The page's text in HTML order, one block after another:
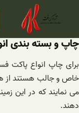
چاپ و بسته بندی
برای چاپ انواع پاکت
خاص و جالب هستند از
می نمایند که در این
دهند.